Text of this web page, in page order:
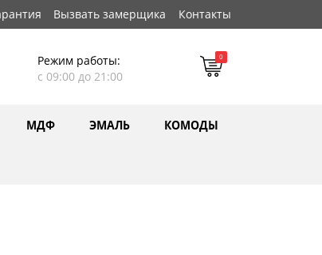
Вызвать замерщика Контакты
Режим работы:
с 09:00 до 21:00
0
МДФ ЭМАЛЬ КОМОДЫ